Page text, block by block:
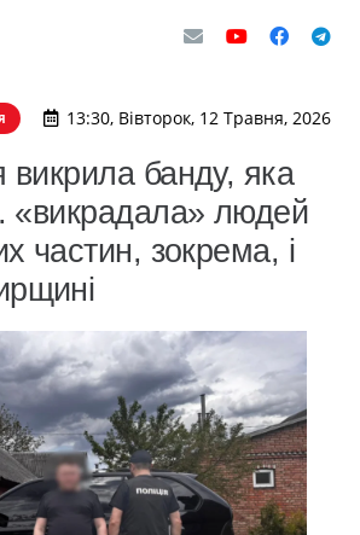
13:30, Вівторок, 12 Травня, 2026
викрила банду, яка
«викрадала» людей
частин, зокрема, і